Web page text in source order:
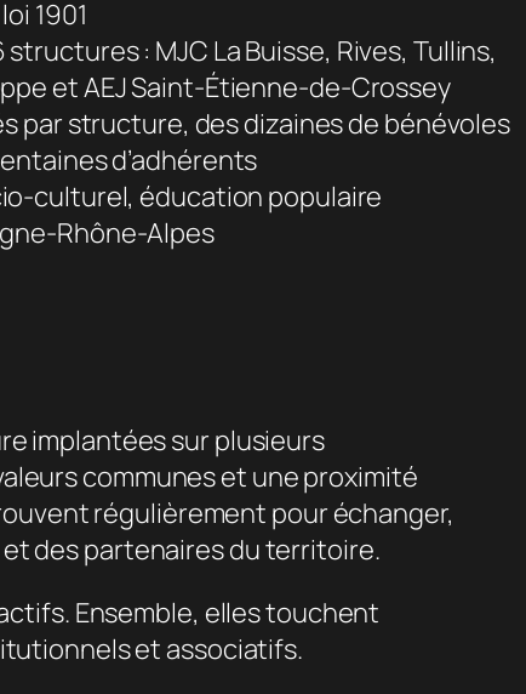
1901
structures : MJC La Buisse, Rives, Tullins,
et AEJ Saint-Étienne-de-Crossey
par structure, des dizaines de bénévoles
d’adhérents
culturel, éducation populaire
Rhône-Alpes
implantées sur plusieurs
communes et une proximité
régulièrement pour échanger,
des partenaires du territoire.
Ensemble, elles touchent
et associatifs.